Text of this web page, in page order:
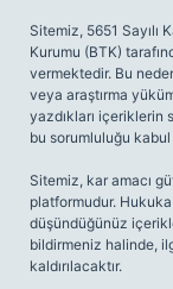
Sitemiz, 5651 Sayılı
Kurumu (BTK)
vermektedir. Bu
veya araştırma
yazdıkları içeriklerin
bu sorumluluğu kabul
Sitemiz, kar amacı
platformudur.
düşündüğünüz
bildirmeniz halinde,
kaldırılacaktır.